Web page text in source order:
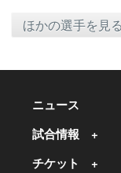
ニュース
試合情報
チケット